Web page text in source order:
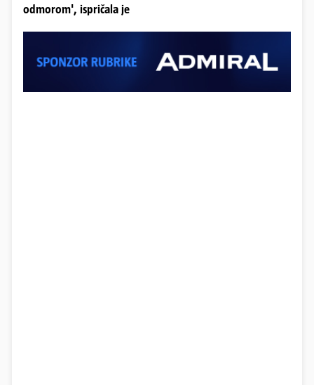
odmorom', ispričala je